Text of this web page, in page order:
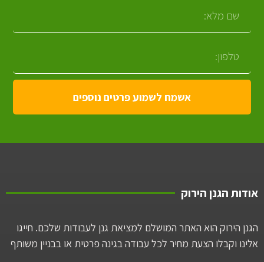
אשמח לשמוע פרטים נוספים
אודות הגנן הירוק
הגנן הירוק הוא האתר המושלם למציאת גנן לעבודות שלכם. חייגו
אלינו וקבלו הצעת מחיר לכל עבודה בגינה פרטית או בבניין משותף